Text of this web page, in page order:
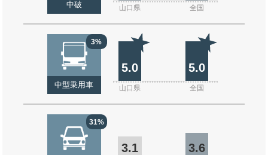
中破 山口県 全国
3%
中型乗用車
5.0 5.0
山口県 全国
31%
3.1 3.6